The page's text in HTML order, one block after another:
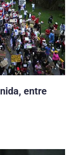
entre